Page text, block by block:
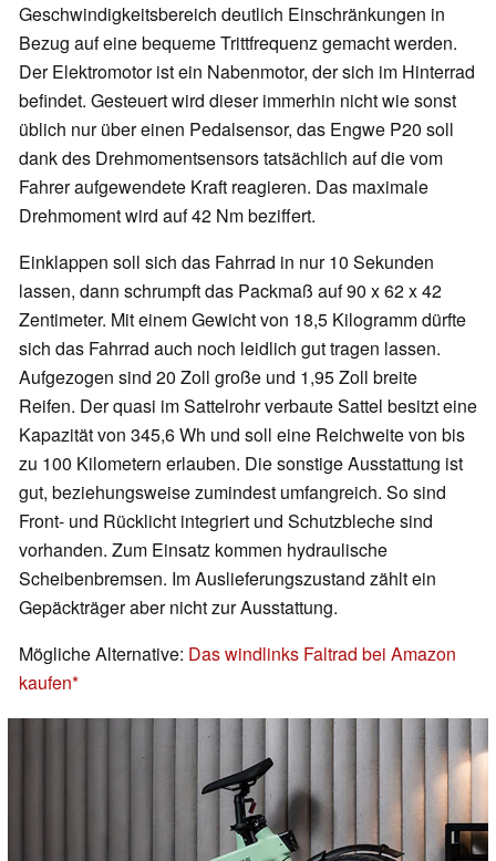
Geschwindigkeitsbereich deutlich Einschränkungen in
Bezug auf eine bequeme Trittfrequenz gemacht werden.
Der Elektromotor ist ein Nabenmotor, der sich im Hinterrad
befindet. Gesteuert wird dieser immerhin nicht wie sonst
üblich nur über einen Pedalsensor, das Engwe P20 soll
dank des Drehmomentsensors tatsächlich auf die vom
Fahrer aufgewendete Kraft reagieren. Das maximale
Drehmoment wird auf 42 Nm beziffert.
Einklappen soll sich das Fahrrad in nur 10 Sekunden
lassen, dann schrumpft das Packmaß auf 90 x 62 x 42
Zentimeter. Mit einem Gewicht von 18,5 Kilogramm dürfte
sich das Fahrrad auch noch leidlich gut tragen lassen.
Aufgezogen sind 20 Zoll große und 1,95 Zoll breite
Reifen. Der quasi im Sattelrohr verbaute Sattel besitzt eine
Kapazität von 345,6 Wh und soll eine Reichweite von bis
zu 100 Kilometern erlauben. Die sonstige Ausstattung ist
gut, beziehungsweise zumindest umfangreich. So sind
Front- und Rücklicht integriert und Schutzbleche sind
vorhanden. Zum Einsatz kommen hydraulische
Scheibenbremsen. Im Auslieferungszustand zählt ein
Gepäckträger aber nicht zur Ausstattung.
Mögliche Alternative: Das windlinks Faltrad bei Amazon
kaufen